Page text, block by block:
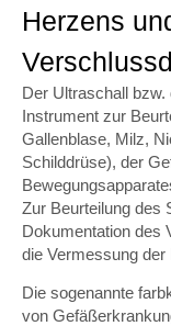
Herzens
Der Ultraschall
Instrument zur
Gallenblase, Milz,
Schilddrüse), der
Zur Beurteilung des
Dokumentation des
die Vermessung
Die sogenannte
von